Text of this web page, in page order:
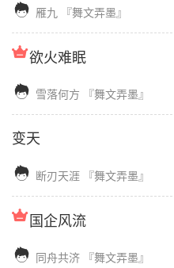
 雁九 『舞文弄墨』
欲火难眠
 雪落何方 『舞文弄墨』
变天
 断刃天涯 『舞文弄墨』
国企风流
 同舟共济 『舞文弄墨』